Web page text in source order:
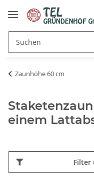
Zaunhöhe 60 cm
einem
Filter